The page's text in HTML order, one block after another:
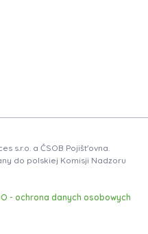
s.r.o. a ČSOB Pojišt'ovna.
do polskiej Komisji Nadzoru
- ochrona danych osobowych